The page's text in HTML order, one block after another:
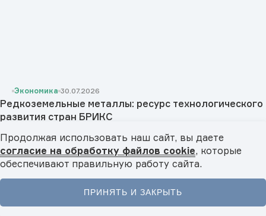
Главная Новости Видео Подкасты Меню
Экономика 30.07.2026
Редкоземельные металлы: ресурс технологического
развития стран БРИКС
редкоземельные металлы? Почему их называют «витаминами...
Продолжая использовать наш сайт, вы даете
согласие на обработку файлов cookie, которые
обеспечивают правильную работу сайта.
ПРИНЯТЬ И ЗАКРЫТЬ